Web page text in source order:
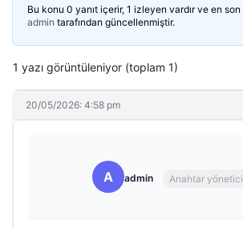
Bu konu 0 yanıt içerir, 1 izleyen vardır ve en son
admin tarafından güncellenmiştir.
1 yazı görüntüleniyor (toplam 1)
20/05/2026: 4:58 pm
A admin Anahtar yönetici